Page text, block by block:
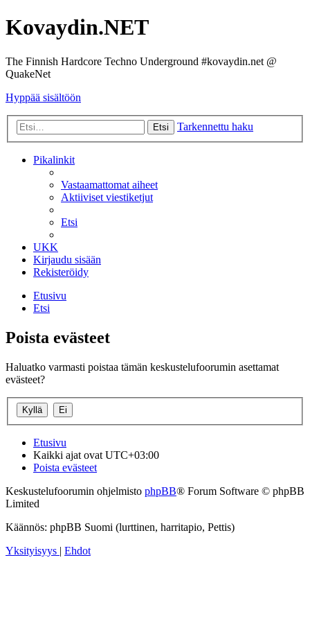
Kovaydin.NET
The Finnish Hardcore Techno Underground #kovaydin.net @
QuakeNet
Hyppää sisältöön
Etsi Tarkennettu haku
Pikalinkit
Vastaamattomat aiheet
Aktiiviset viestiketjut
Etsi
UKK
Kirjaudu sisään
Rekisteröidy
Etusivu
Etsi
Poista evästeet
Haluatko varmasti poistaa tämän keskustelufoorumin asettamat
evästeet?
Etusivu
Kaikki ajat ovat UTC+03:00
Poista evästeet
Keskustelufoorumin ohjelmisto phpBB® Forum Software © phpBB
Limited
Käännös: phpBB Suomi (lurttinen, harritapio, Pettis)
Yksityisyys | Ehdot